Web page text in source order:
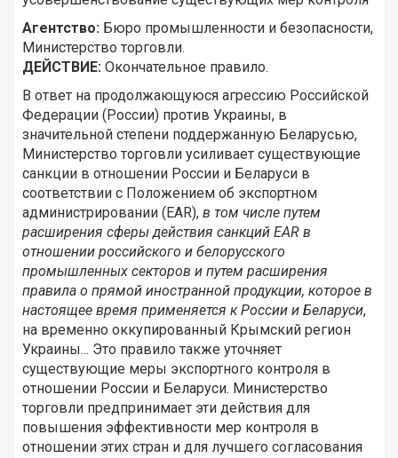
Агентство: Бюро промышленности и безопасности,
Министерство торговли.
ДЕЙСТВИЕ: Окончательное правило.
В ответ на продолжающуюся агрессию Российской
Федерации (России) против Украины, в
значительной степени поддержанную Беларусью,
Министерство торговли усиливает существующие
санкции в отношении России и Беларуси в
соответствии с Положением об экспортном
администрировании (EAR), в том числе путем
расширения сферы действия санкций EAR в
отношении российского и белорусского
промышленных секторов и путем расширения
правила о прямой иностранной продукции, которое в
настоящее время применяется к России и Беларуси,
на временно оккупированный Крымский регион
Украины... Это правило также уточняет
существующие меры экспортного контроля в
отношении России и Беларуси. Министерство
торговли предпринимает эти действия для
повышения эффективности мер контроля в
отношении этих стран и для лучшего согласования